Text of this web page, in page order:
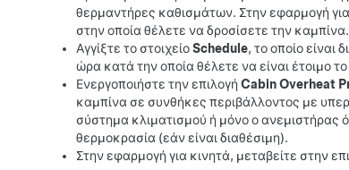
θερμαντήρες καθισμάτων. Στην εφαρμογή
στην οποία θέλετε να δροσίσετε την καμπίνα.
Αγγίξτε το στοιχείοSchedule, το οποίο είναι
ώρα κατά την οποία θέλετε να είναι έτοιμο
Ενεργοποιήστε την επιλογή Cabin Overheat
καμπίνα σε συνθήκες περιβάλλοντος με
σύστημα κλιματισμού ή μόνο ο ανεμιστήρας
θερμοκρασία (εάν είναι διαθέσιμη).
Στην εφαρμογή για κινητά, μεταβείτε στην